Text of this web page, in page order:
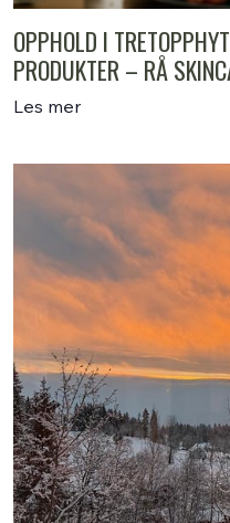
OPPHOLD I
PRODUKTER – RÅ
Les mer